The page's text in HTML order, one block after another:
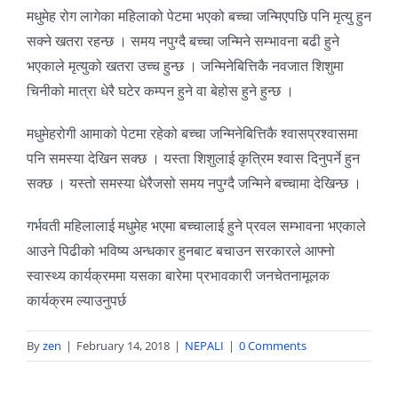
मधुमेह रोग लागेका महिलाको पेटमा भएको बच्चा जन्मिएपछि पनि मृत्यु हुन
सक्ने खतरा रहन्छ । समय नपुग्दै बच्चा जन्मिने सम्भावना बढी हुने
भएकाले मृत्युको खतरा उच्च हुन्छ । जन्मिनेबित्तिकै नवजात शिशुमा
चिनीको मात्रा धेरै घटेर कम्पन हुने वा बेहोस हुने हुन्छ ।
मधुमेहरोगी आमाको पेटमा रहेको बच्चा जन्मिनेबित्तिकै श्वासप्रश्वासमा
पनि समस्या देखिन सक्छ । यस्ता शिशुलाई कृत्रिम श्वास दिनुपर्ने हुन
सक्छ । यस्तो समस्या धेरैजसो समय नपुग्दै जन्मिने बच्चामा देखिन्छ ।
गर्भवती महिलालाई मधुमेह भएमा बच्चालाई हुने प्रवल सम्भावना भएकाले
आउने पिढीको भविष्य अन्धकार हुनबाट बचाउन सरकारले आफ्नो
स्वास्थ्य कार्यक्रममा यसका बारेमा प्रभावकारी जनचेतनामूलक
कार्यक्रम ल्याउनुपर्छ
Byzen | February 14, 2018 | NEPALI | 0 Comments